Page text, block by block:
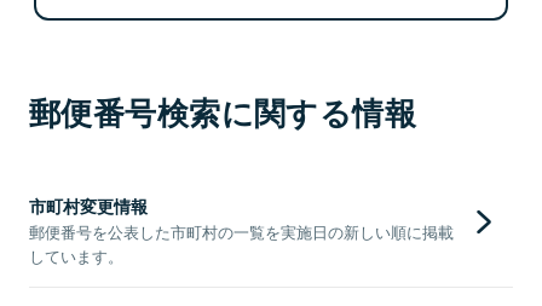
郵便番号検索に関する情報
市町村変更情報
郵便番号を公表した市町村の一覧を実施日の新しい順に掲載
しています。